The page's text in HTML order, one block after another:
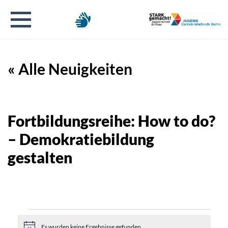
« Alle Neuigkeiten
Fortbildungsreihe: How to do?
– Demokratiebildung
gestalten
Veranstaltungen